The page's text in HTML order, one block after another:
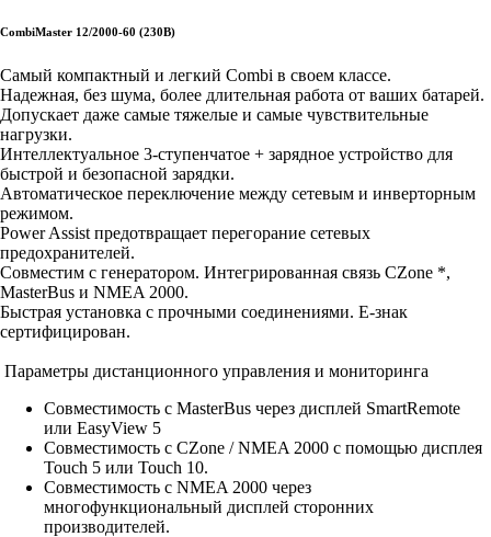
CombiMaster 12/2000-60 (230В)
Самый компактный и легкий Combi в своем классе.
Надежная, без шума, более длительная работа от ваших батарей.
Допускает даже самые тяжелые и самые чувствительные
нагрузки.
Интеллектуальное 3-ступенчатое + зарядное устройство для
быстрой и безопасной зарядки.
Автоматическое переключение между сетевым и инверторным
режимом.
Power Assist предотвращает перегорание сетевых
предохранителей.
Совместим с генератором. Интегрированная связь CZone *,
MasterBus и NMEA 2000.
Быстрая установка с прочными соединениями. E-знак
сертифицирован.
Параметры дистанционного управления и мониторинга
Совместимость с MasterBus через дисплей SmartRemote
или EasyView 5
Совместимость с CZone / NMEA 2000 с помощью дисплея
Touch 5 или Touch 10.
Совместимость с NMEA 2000 через
многофункциональный дисплей сторонних
производителей.